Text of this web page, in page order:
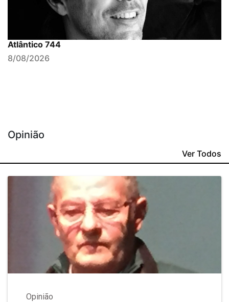
Atlântico 744
8/08/2026
Opinião
Ver Todos
Opinião